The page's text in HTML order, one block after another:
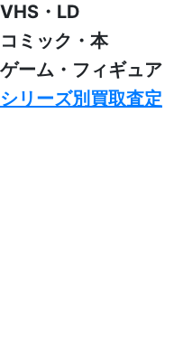
VHS・LD
コミック・本
ゲーム・フィギュア
シリーズ別買取査定